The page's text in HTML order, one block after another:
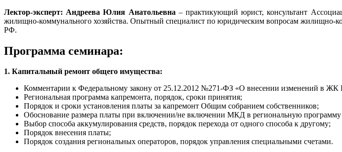
Лектор-эксперт: Андреева Юлия Анатольевна – практикующий юрист, консультант
жилищно-коммунального хозяйства. Опытный специалист по юридическим вопросам
РФ.
Программа семинара:
1. Капитальный ремонт общего имущества:
Комментарии к Федеральному закону от 25.12.2012 №271-ФЗ «О внесении изменений в
Региональная программа капремонта, порядок, сроки принятия;
Порядок и сроки установления платы за капремонт Общим собранием собственников;
Обоснование размера платы при включении/не включении МКД в региональную программу
Выбор способа аккумулирования средств, порядок перехода от одного способа к другому;
Порядок внесения платы;
Порядок создания региональных операторов, порядок управления специальными счетами.